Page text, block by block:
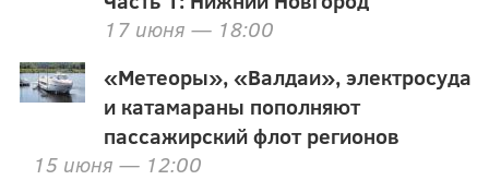
17 июня — 18:00
«Метеоры», «Валдаи», электросуда
и катамараны пополняют
пассажирский флот регионов
15 июня — 12:00